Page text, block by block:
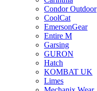
Condor Outdoor
CoolCat
EmersonGear
Entire M
Garsing
GURON
Hatch
KOMBAT UK
Limes